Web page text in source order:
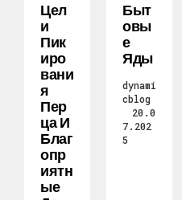
Цел
И
Пик
Иро
Вани
Я
Пер
Ца И
Благ
Опр
Иятн
Ые
Быт
Овы
Е
Яды
dynami
cblog
20.0
7.202
5